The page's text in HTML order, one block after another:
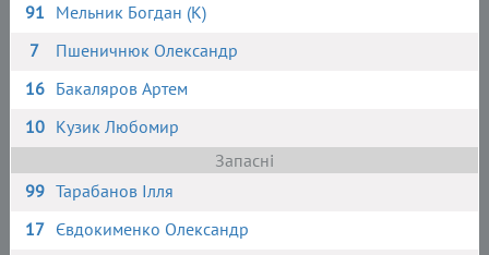
91 Мельник Богдан (К)
7
Пшеничнюк Олександр
16 Бакаляров Артем
10 Кузик Любомир
Запасні
99 Тарабанов Ілля
17 Євдокименко Олександр